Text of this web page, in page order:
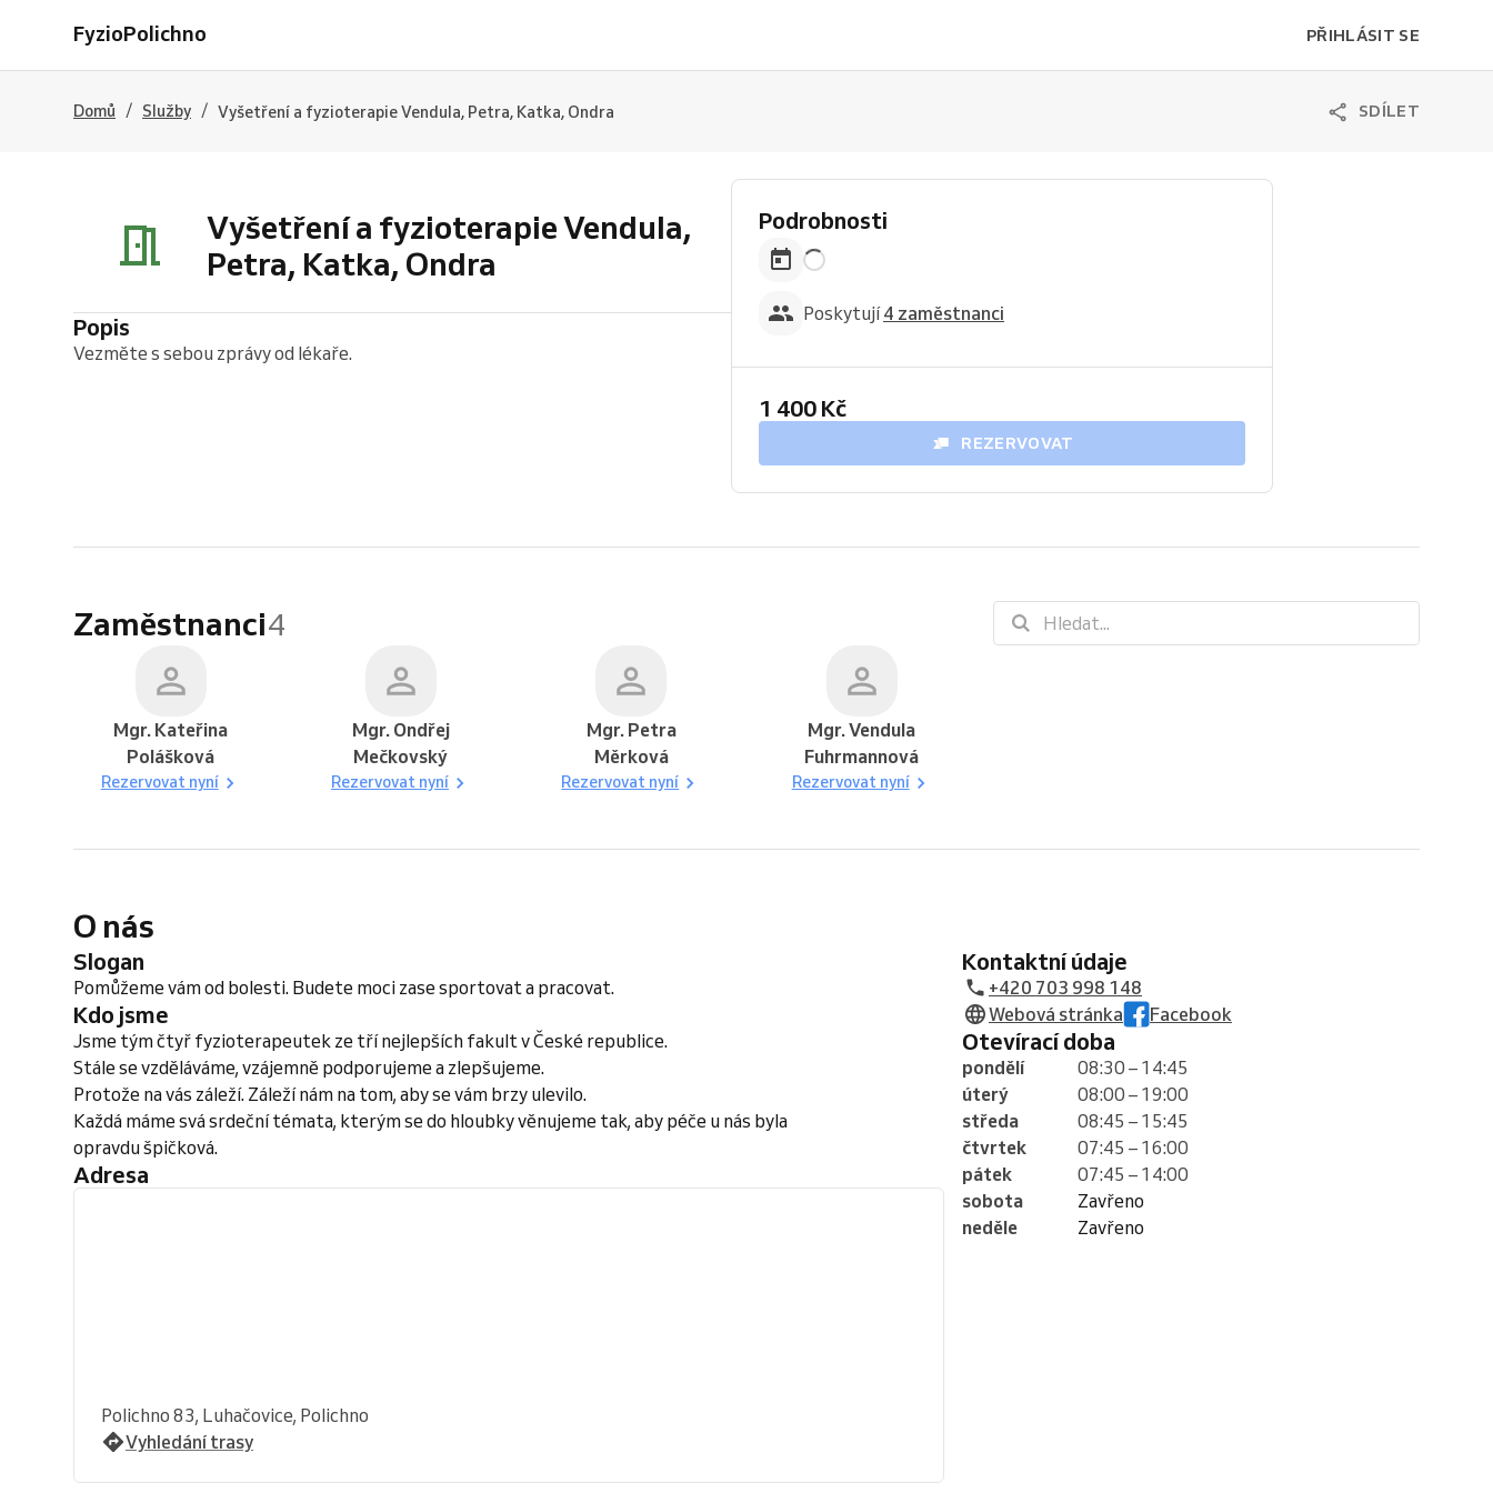
FyzioPolichno PŘIHLÁSIT SE
Domů / Služby / Vyšetření a fyzioterapie Vendula, Petra, Katka, Ondra SDÍLET
Vyšetření a fyzioterapie Vendula,
Petra, Katka, Ondra
Popis
Vezměte s sebou zprávy od lékaře.
Podrobnosti
Poskytují4 zaměstnanci
1 400 Kč
REZERVOVAT
Zaměstnanci4
Mgr. Kateřina
Polášková
Rezervovat nyní
Mgr. Ondřej
Mečkovský
Rezervovat nyní
Mgr. Petra
Měrková
Rezervovat nyní
Mgr. Vendula
Fuhrmannová
Rezervovat nyní
O nás
Slogan
Pomůžeme vám od bolesti. Budete moci zase sportovat a pracovat.
Kdo jsme
Jsme tým čtyř fyzioterapeutek ze tří nejlepších fakult v České republice.
Stále se vzděláváme, vzájemně podporujeme a zlepšujeme.
Protože na vás záleží. Záleží nám na tom, aby se vám brzy ulevilo.
Každá máme svá srdeční témata, kterým se do hloubky věnujeme tak, aby péče u nás byla
opravdu špičková.
Adresa
Polichno 83, Luhačovice, Polichno
Vyhledání trasy
Kontaktní údaje
+420 703 998 148
Webová stránka
Facebook
Otevírací doba
pondělí
08:30 – 14:45
úterý
08:00 – 19:00
středa
08:45 – 15:45
čtvrtek
07:45 – 16:00
pátek
07:45 – 14:00
sobota
Zavřeno
neděle
Zavřeno